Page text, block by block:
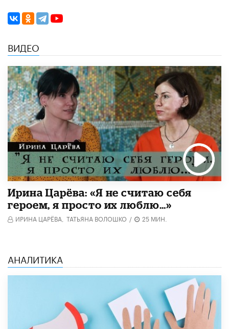
ВИДЕО
Ирина Царёва: «Я не считаю себя
героем, я просто их люблю…»
ИРИНА ЦАРЁВА, ТАТЬЯНА ВОЛОШКО / 25 МИН.
АНАЛИТИКА